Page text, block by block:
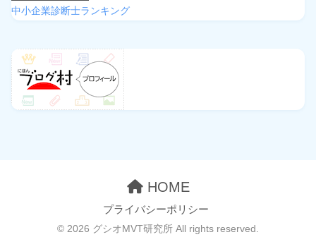
中小企業診断士ランキング
HOME
プライバシーポリシー
© 2026 グシオMVT研究所 All rights reserved.